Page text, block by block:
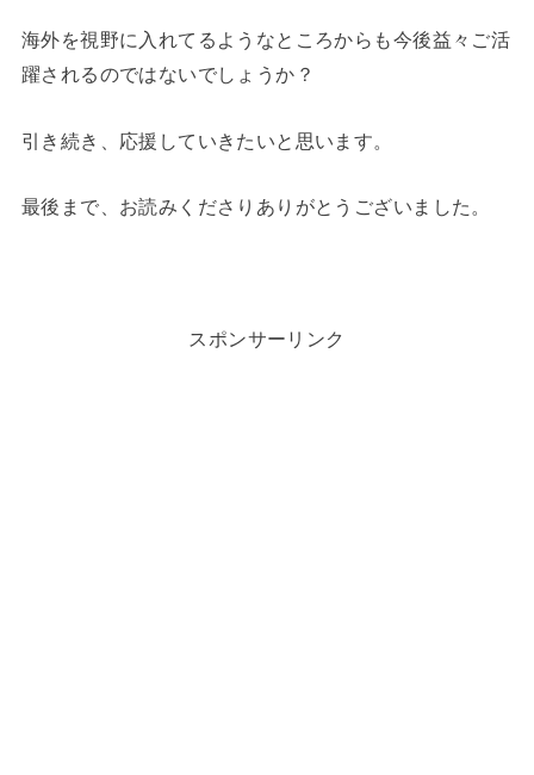
海外を視野に入れてるようなところからも今後益々ご活
躍されるのではないでしょうか？
引き続き、応援していきたいと思います。
最後まで、お読みくださりありがとうございました。
スポンサーリンク